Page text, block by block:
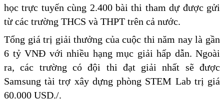
học trực tuyến cùng 2.400 bài thi tham dự được gửi
từ các trường THCS và THPT trên cả nước.
Tổng giá trị giải thưởng của cuộc thi năm nay là gần
6 tỷ VNĐ với nhiều hạng mục giải hấp dẫn. Ngoài
ra, các trường có đội thi đạt giải nhất sẽ được
Samsung tài trợ xây dựng phòng STEM Lab trị giá
60.000 USD./.